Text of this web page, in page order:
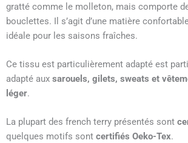
gratté comme le molleton, mais comporte
bouclettes. Il s’agit d’une matière
idéale pour les saisons fraîches.
Ce tissu est particulièrement adapté est
adapté aux sarouels, gilets, sweats et
léger.
La plupart des french terry présentés sont
quelques motifs sont certifiés Oeko-Tex.